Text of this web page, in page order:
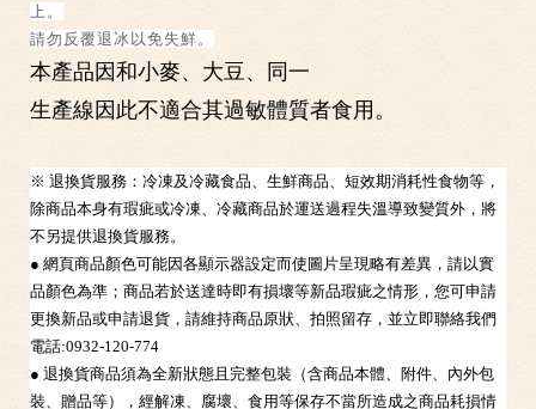
上。
請勿反覆退冰以免失鮮。
本產品因和小麥、大豆、同一
生產線因此不適合其過敏體質者食用。
※ 退換貨服務：冷凍及冷藏食品、生鮮商品、短效期消耗性食物等，
除商品本身有瑕疵或冷凍、冷藏商品於運送過程失溫導致變質外，將
不另提供退換貨服務。
● 網頁商品顏色可能因各顯示器設定而使圖片呈現略有差異，請以實
品顏色為準；商品若於送達時即有損壞等新品瑕疵之情形，您可申請
更換新品或申請退貨，請維持商品原狀、拍照留存，並立即聯絡我們
電話:0932-120-774
● 退換貨商品須為全新狀態且完整包裝（含商品本體、附件、內外包
裝、贈品等），經解凍、腐壞、食用等保存不當所造成之商品耗損情